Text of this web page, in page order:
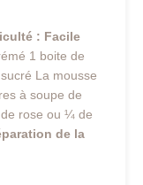
: Facile
1 boite de
La mousse
à soupe de
rose ou ¼ de
de la